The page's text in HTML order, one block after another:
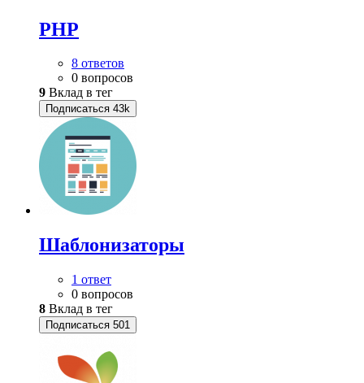
PHP
8 ответов
0 вопросов
9 Вклад в тег
Подписаться 43k
Шаблонизаторы
1 ответ
0 вопросов
8 Вклад в тег
Подписаться 501